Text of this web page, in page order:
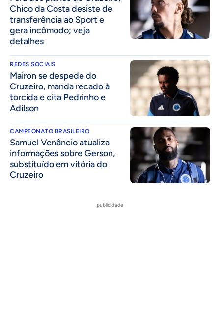
Chico da Costa desiste de
transferência ao Sport e
gera incômodo; veja
detalhes
REDES SOCIAIS
Mairon se despede do
Cruzeiro, manda recado à
torcida e cita Pedrinho e
Adilson
CAMPEONATO BRASILEIRO
Samuel Venâncio atualiza
informações sobre Gerson,
substituído em vitória do
Cruzeiro
publicidade